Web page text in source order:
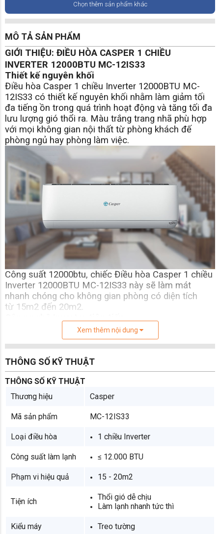
Chọn thêm sản phẩm khác
MÔ TẢ SẢN PHẨM
GIỚI THIỆU: ĐIỀU HÒA CASPER 1 CHIỀU
INVERTER 12000BTU MC-12IS33
Thiết kế nguyên khối
Điều hòa Casper 1 chiều Inverter 12000BTU MC-
12IS33 có thiết kế nguyên khối nhằm làm giảm tối
đa tiếng ồn trong quá trình hoạt động và tăng tối đa
lưu lượng gió thổi ra. Màu trắng trang nhã phù hợp
với mọi không gian nội thất từ phòng khách đế
phòng ngủ hay phòng làm việc.
Công suất 12000btu, chiếc Điều hòa Casper 1 chiều
Inverter 12000BTU MC-12IS33 này sẽ làm mát
nhanh chóng cho không gian phòng có diện tích
từ 15m2 đến 20m2.
Điều hòa Casper 1 chiều Inverter 12000BTU MC-
12IS33 sở hữu công nghệ inverter i-Saving mang lại
những ưu điểm vượt trội cho người dùng như: Tiết
kiệm điện năng, vận hành êm ái, tăng tuổi thọ cho
máy nén, tạo cảm giác dễ chịu khi sử dụng...
Ngoài ra, với công nghệ i-Saving này sẽ giúp điều
còn 0.3W khi nhiệt độ phòng đạt tới nhiệt độ cài đặt
Xem thêm nội dung
THÔNG SỐ KỸ THUẬT
THÔNG SỐ KỸ THUẬT
Thương hiệu
Casper
Mã sản phẩm MC-12IS33
Loại điều hòa 1 chiều Inverter
Công suất làm lạnh ≤ 12.000 BTU
Phạm vi hiệu quả 15 - 20m2
Tiện ích
Thổi gió dễ chịu
Làm lạnh nhanh tức thì
Kiểu máy Treo tường